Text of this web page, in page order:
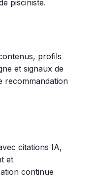
pisciniste.
profils
et signaux de
recommandation
citations IA,
et
continue